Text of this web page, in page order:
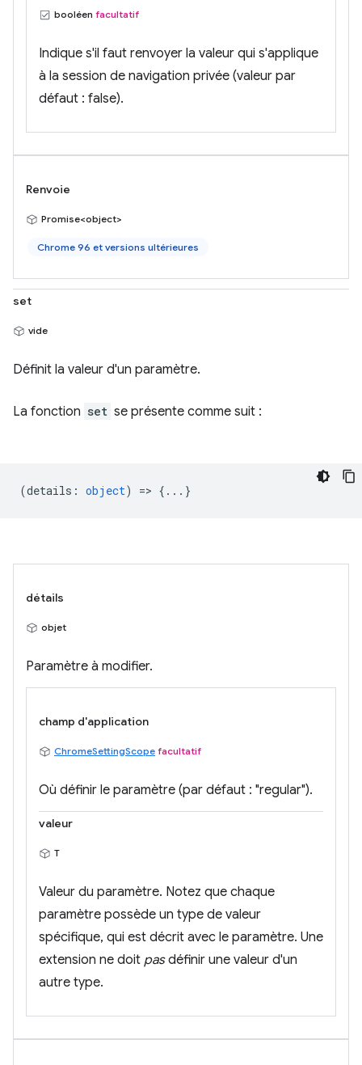
booléen facultatif
Indique s'il faut renvoyer la valeur qui s'applique
à la session de navigation privée (valeur par
défaut : false).
Renvoie
Promise<object>
Chrome 96 et versions ultérieures
set
vide
Définit la valeur d'un paramètre.
La fonction set se présente comme suit :
(details : object) => {...}
détails
objet
Paramètre à modifier.
champ d'application
ChromeSettingScope facultatif
Où définir le paramètre (par défaut : "regular").
valeur
T
Valeur du paramètre. Notez que chaque
paramètre possède un type de valeur
spécifique, qui est décrit avec le paramètre. Une
extension ne doit pasdéfinir une valeur d'un
autre type.